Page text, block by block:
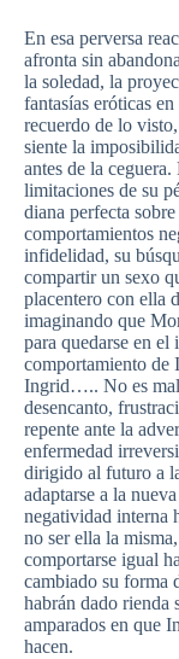
En esa perversa
afronta sin
la soledad, la
fantasías eróticas
recuerdo de lo
siente la
antes de la
limitaciones de su
diana perfecta
comportamientos
infidelidad, su
compartir un sexo
placentero con ella
imaginando que
para quedarse en
comportamiento
Ingrid….. No es
desencanto,
repente ante la
enfermedad
dirigido al futuro a
adaptarse a la
negatividad interna
no ser ella la
comportarse igual
cambiado su forma
habrán dado rienda
amparados en que
hacen.